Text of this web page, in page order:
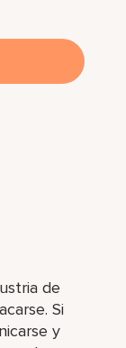
de
Si
y